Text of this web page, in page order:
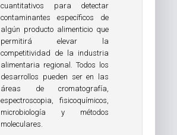
cuantitativos para detectar
contaminantes específicos de
algún producto alimenticio que
permitirá elevar la
competitividad de la industria
alimentaria regional. Todos los
desarrollos pueden ser en las
áreas de cromatografía,
espectroscopia, fisicoquímicos,
microbiología y métodos
moleculares.